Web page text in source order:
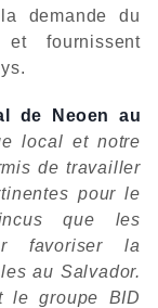
demande du
fournissent
de Neoen au
local et notre
de travailler
pour le
que les
favoriser la
au Salvador.
le groupe BID